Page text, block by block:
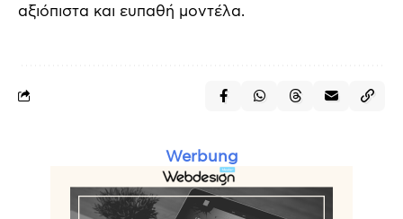
αξιόπιστα και ευπαθή μοντέλα.
Werbung